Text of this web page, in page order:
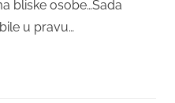
bliske osobe…Sada
u pravu…